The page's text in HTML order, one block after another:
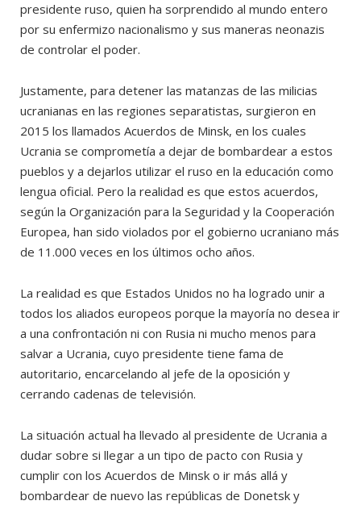
presidente ruso, quien ha sorprendido al mundo entero
por su enfermizo nacionalismo y sus maneras neonazis
de controlar el poder.
Justamente, para detener las matanzas de las milicias
ucranianas en las regiones separatistas, surgieron en
2015 los llamados Acuerdos de Minsk, en los cuales
Ucrania se comprometía a dejar de bombardear a estos
pueblos y a dejarlos utilizar el ruso en la educación como
lengua oficial. Pero la realidad es que estos acuerdos,
según la Organización para la Seguridad y la Cooperación
Europea, han sido violados por el gobierno ucraniano más
de 11.000 veces en los últimos ocho años.
La realidad es que Estados Unidos no ha logrado unir a
todos los aliados europeos porque la mayoría no desea ir
a una confrontación ni con Rusia ni mucho menos para
salvar a Ucrania, cuyo presidente tiene fama de
autoritario, encarcelando al jefe de la oposición y
cerrando cadenas de televisión.
La situación actual ha llevado al presidente de Ucrania a
dudar sobre si llegar a un tipo de pacto con Rusia y
cumplir con los Acuerdos de Minsk o ir más allá y
bombardear de nuevo las repúblicas de Donetsk y